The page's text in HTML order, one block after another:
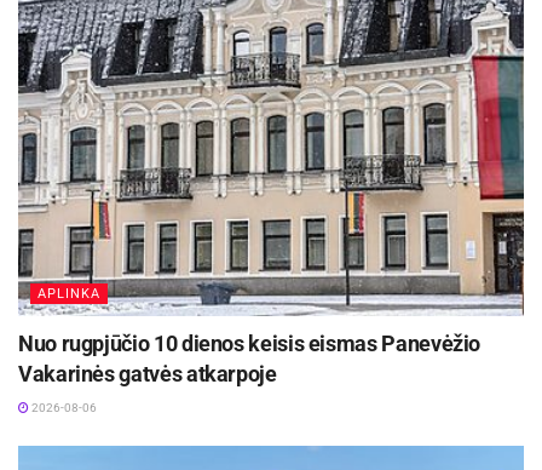
APLINKA
Nuo rugpjūčio 10 dienos keisis eismas Panevėžio
Vakarinės gatvės atkarpoje
2026-08-06